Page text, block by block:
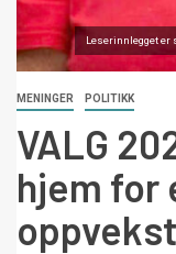
Leserinnlegget er
MENINGER POLITIKK
VALG
hjem for